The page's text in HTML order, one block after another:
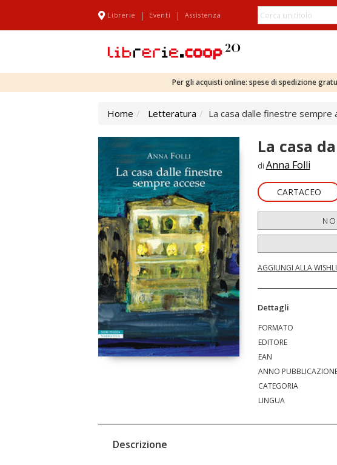
Librerie | Eventi | Assistenza
Per gli acquisti online: spese di spedizione
Home Letteratura La casa dalle finestre sempre
La casa
di Anna Folli
CARTACEO
AGGIUNGI ALLA
Dettagli
FORMATO
EDITORE
EAN
ANNO
CATEGORIA
LINGUA
Descrizione